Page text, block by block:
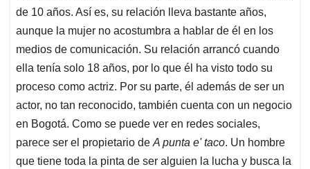
de 10 años. Así es, su relación lleva bastante años,
aunque la mujer no acostumbra a hablar de él en los
medios de comunicación. Su relación arrancó cuando
ella tenía solo 18 años, por lo que él ha visto todo su
proceso como actriz. Por su parte, él además de ser un
actor, no tan reconocido, también cuenta con un negocio
en Bogotá. Como se puede ver en redes sociales,
parece ser el propietario de A punta e' taco. Un hombre
que tiene toda la pinta de ser alguien la lucha y busca la